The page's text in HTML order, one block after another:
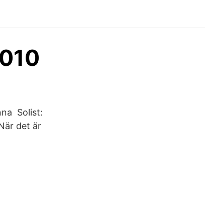
Solist:
det är